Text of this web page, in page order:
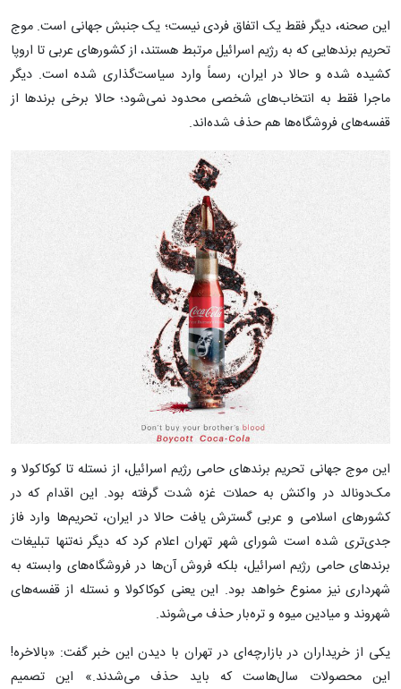
این صحنه، دیگر فقط یک اتفاق فردی نیست؛ یک جنبش جهانی است. موج
تحریم برندهایی که به رژیم اسرائیل مرتبط هستند، از کشورهای عربی تا اروپا
کشیده شده و حالا در ایران، رسماً وارد سیاست‌گذاری شده است. دیگر
ماجرا فقط به انتخاب‌های شخصی محدود نمی‌شود؛ حالا برخی برندها از
قفسه‌های فروشگاه‌ها هم حذف شده‌اند.
این موج جهانی تحریم برندهای حامی رژیم اسرائیل، از نستله تا کوکاکولا و
مک‌دونالد در واکنش به حملات غزه شدت گرفته بود. این اقدام که در
کشورهای اسلامی و عربی گسترش یافت حالا در ایران، تحریم‌ها وارد فاز
جدی‌تری شده است شورای شهر تهران اعلام کرد که دیگر نه‌تنها تبلیغات
برندهای حامی رژیم اسرائیل، بلکه فروش آن‌ها در فروشگاه‌های وابسته به
شهرداری نیز ممنوع خواهد بود. این یعنی کوکاکولا و نستله از قفسه‌های
شهروند و میادین میوه و تره‌بار حذف می‌شوند.
یکی از خریداران در بازارچه‌ای در تهران با دیدن این خبر گفت: «بالاخره!
این محصولات سال‌هاست که باید حذف می‌شدند.» این تصمیم